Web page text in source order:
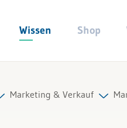
Wissen Shop
Marketing & Verkauf